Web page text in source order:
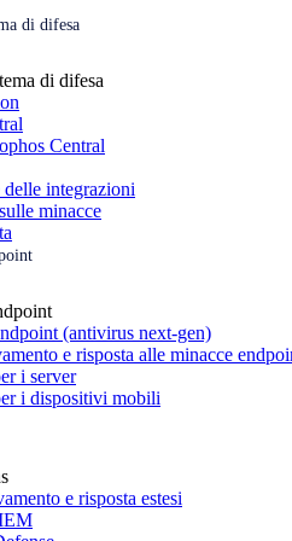
di difesa
di difesa
Central
integrazioni
minacce
(antivirus next-gen)
e risposta alle minacce
i server
i dispositivi mobili
e risposta estesi